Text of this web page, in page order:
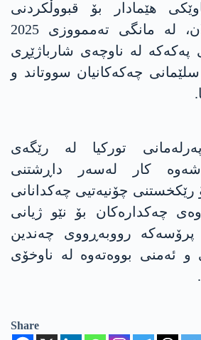
هێمادار بۆ قبووڵکردنی
پەیامەکەی ئۆجەلان، لە مانگی تەممووزی 2025
پەکەکە لە ناوچەی شارباژێڕی
چەکەکانیان سووتاند و
تورکیا لە رێگەی
کار لەسەر داڕشتنی
چۆنیەتیی چەکدانانی
چەکدارەکان بۆ نێو ژیانی
پرۆسەکە رووبەڕووی چەندین
ئەمنی بووەتەوە لە ناوخۆی
Share